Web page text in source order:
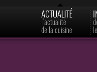
ACTUALITÉ
l'actualité
de la cuisine